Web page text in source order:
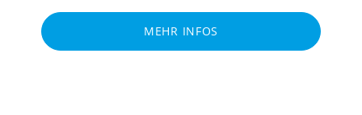
MEHR INFOS